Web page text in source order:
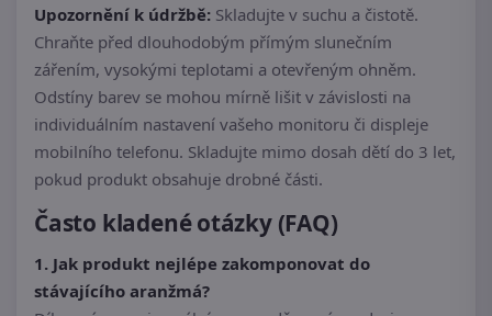
Upozornění k údržbě: Skladujte v suchu a čistotě.
Chraňte před dlouhodobým přímým slunečním
zářením, vysokými teplotami a otevřeným ohněm.
Odstíny barev se mohou mírně lišit v závislosti na
individuálním nastavení vašeho monitoru či displeje
mobilního telefonu. Skladujte mimo dosah dětí do 3 let,
pokud produkt obsahuje drobné části.
Často kladené otázky (FAQ)
1. Jak produkt nejlépe zakomponovat do
stávajícího aranžmá?